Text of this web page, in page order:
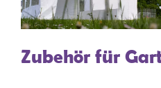
Zubehör für